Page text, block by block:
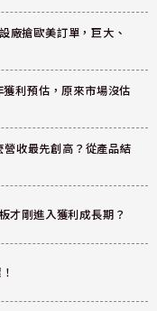
搶歐美訂單，巨大、
利預估，原來市場沒估
收最先創高？從產品結
才剛進入獲利成長期？